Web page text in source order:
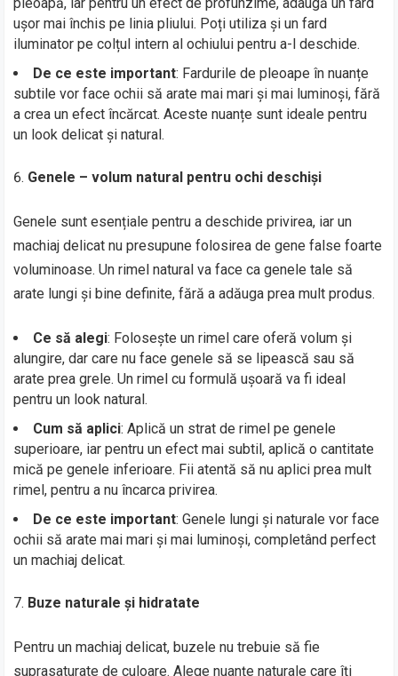
ușor mai închis pe linia pliului. Poți utiliza și un fard
iluminator pe colțul intern al ochiului pentru a-l deschide.
De ce este important: Fardurile de pleoape în nuanțe
subtile vor face ochii să arate mai mari și mai luminoși, fără
a crea un efect încărcat. Aceste nuanțe sunt ideale pentru
un look delicat și natural.
Genele – volum natural pentru ochi deschiși
Genele sunt esențiale pentru a deschide privirea, iar un
machiaj delicat nu presupune folosirea de gene false foarte
voluminoase. Un rimel natural va face ca genele tale să
arate lungi și bine definite, fără a adăuga prea mult produs.
Ce să alegi: Folosește un rimel care oferă volum și
alungire, dar care nu face genele să se lipească sau să
arate prea grele. Un rimel cu formulă ușoară va fi ideal
pentru un look natural.
Cum să aplici: Aplică un strat de rimel pe genele
superioare, iar pentru un efect mai subtil, aplică o cantitate
mică pe genele inferioare. Fii atentă să nu aplici prea mult
rimel, pentru a nu încarca privirea.
De ce este important: Genele lungi și naturale vor face
ochii să arate mai mari și mai luminoși, completând perfect
un machiaj delicat.
Buze naturale și hidratate
Pentru un machiaj delicat, buzele nu trebuie să fie
suprasaturate de culoare. Alege nuanțe naturale care îți